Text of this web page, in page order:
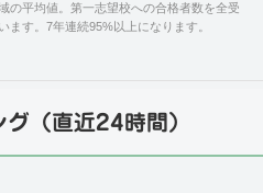
の平均値。第一志望校への合格者数を全受
ます。7年連続95%以上になります。
（直近24時間）